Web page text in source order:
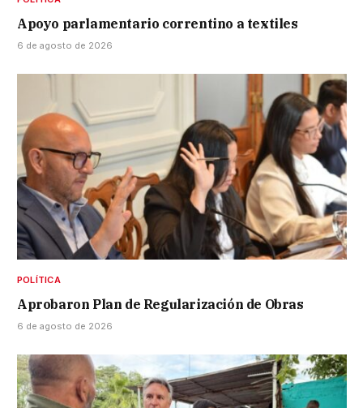
Apoyo parlamentario correntino a textiles
6 de agosto de 2026
POLÍTICA
Aprobaron Plan de Regularización de Obras
6 de agosto de 2026